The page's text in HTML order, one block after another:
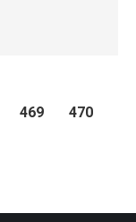
469
470